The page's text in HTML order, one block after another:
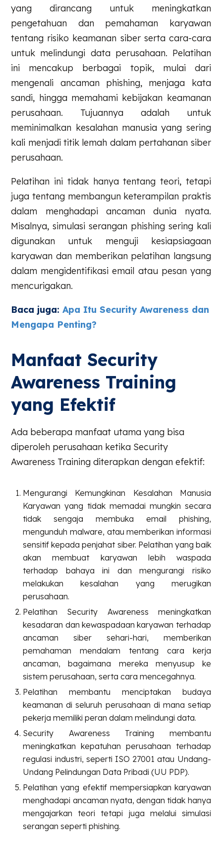
yang dirancang untuk meningkatkan
pengetahuan dan pemahaman karyawan
tentang risiko keamanan siber serta cara-cara
untuk melindungi data perusahaan. Pelatihan
ini mencakup berbagai topik, mulai dari
mengenali ancaman phishing, menjaga kata
sandi, hingga memahami kebijakan keamanan
perusahaan. Tujuannya adalah untuk
meminimalkan kesalahan manusia yang sering
kali menjadi titik lemah dalam pertahanan siber
perusahaan.
Pelatihan ini tidak hanya tentang teori, tetapi
juga tentang membangun keterampilan praktis
dalam menghadapi ancaman dunia nyata.
Misalnya, simulasi serangan phishing sering kali
digunakan untuk menguji kesiapsiagaan
karyawan dan memberikan pelatihan langsung
dalam mengidentifikasi email atau pesan yang
mencurigakan.
Baca juga: Apa Itu Security Awareness dan
Mengapa Penting?
Manfaat Security
Awareness Training
yang Efektif
Ada beberapa manfaat utama yang bisa
diperoleh perusahaan ketika Security
Awareness Training diterapkan dengan efektif:
Mengurangi Kemungkinan Kesalahan Manusia
Karyawan yang tidak memadai mungkin secara
tidak sengaja membuka email phishing,
mengunduh malware, atau memberikan informasi
sensitif kepada penjahat siber. Pelatihan yang baik
akan membuat karyawan lebih waspada
terhadap bahaya ini dan mengurangi risiko
melakukan kesalahan yang merugikan
perusahaan.
Pelatihan Security Awareness meningkatkan
kesadaran dan kewaspadaan karyawan terhadap
ancaman siber sehari-hari, memberikan
pemahaman mendalam tentang cara kerja
ancaman, bagaimana mereka menyusup ke
sistem perusahaan, serta cara mencegahnya.
Pelatihan membantu menciptakan budaya
keamanan di seluruh perusahaan di mana setiap
pekerja memiliki peran dalam melindungi data.
Security Awareness Training membantu
meningkatkan kepatuhan perusahaan terhadap
regulasi industri, seperti ISO 27001 atau Undang-
Undang Pelindungan Data Pribadi (UU PDP).
Pelatihan yang efektif mempersiapkan karyawan
menghadapi ancaman nyata, dengan tidak hanya
mengajarkan teori tetapi juga melalui simulasi
serangan seperti phishing.